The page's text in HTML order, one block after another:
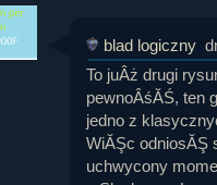
1,087
10,564
3,921
blad logiczny
To juÂż drugi
pewnoÂśĂŚ, ten
jedno z
WiĂŞc odniosĂŞ
uchwycony